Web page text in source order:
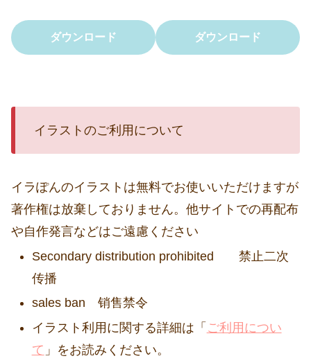
ダウンロード ダウンロード
イラストのご利用について
イラぽんのイラストは無料でお使いいただけますが
著作権は放棄しておりません。他サイトでの再配布
や自作発言などはご遠慮ください
Secondary distribution prohibited 禁止二次
传播
sales ban 销售禁令
イラスト利用に関する詳細は「 ご利用につい
て 」をお読みください。